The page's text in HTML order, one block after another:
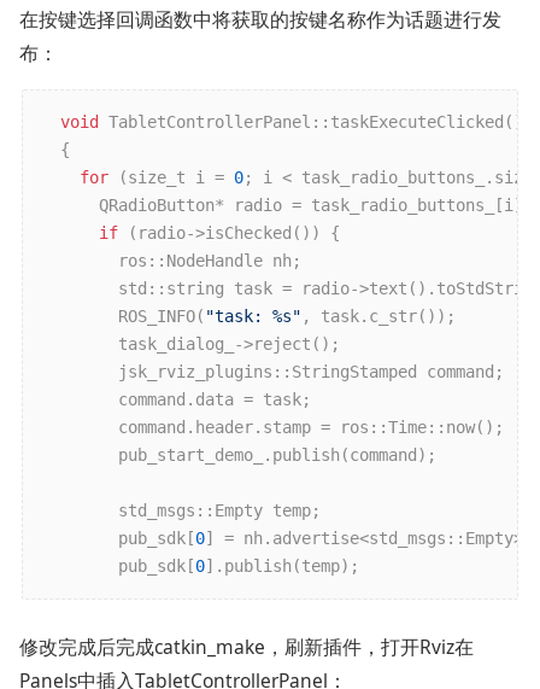
在按键选择回调函数中将获取的按键名称作为话题进行发
布：
void
TabletControllerPanel::taskExecuteClicked()
  {
for (size_t i = 0; i <
      QRadioButton* radio = task_radio_buttons_[i];
if (radio->isChecked()) {
        ros::NodeHandle nh;
std::string task = radio-
        ROS_INFO(
"task: %s" , task.c_str());
        task_dialog_->reject();
        jsk_rviz_plugins::StringStamped command;
        command.data = task;
        command.header.stamp = ros::Time::now();
        pub_start_demo_.publish(command);
        std_msgs::Empty temp;
        pub_sdk[
0] =
        pub_sdk[
0].publish(temp);
修改完成后完成catkin_make，刷新插件，打开Rviz在
Panels中插入TabletControllerPanel：